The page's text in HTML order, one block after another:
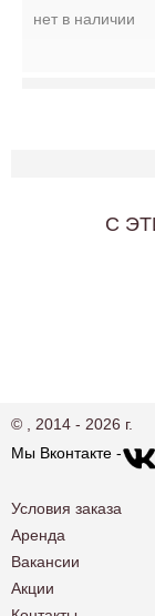
нет в наличии
C
© , 2014 - 2026 г.
Мы Вконтакте -
Условия заказа
Аренда
Вакансии
Акции